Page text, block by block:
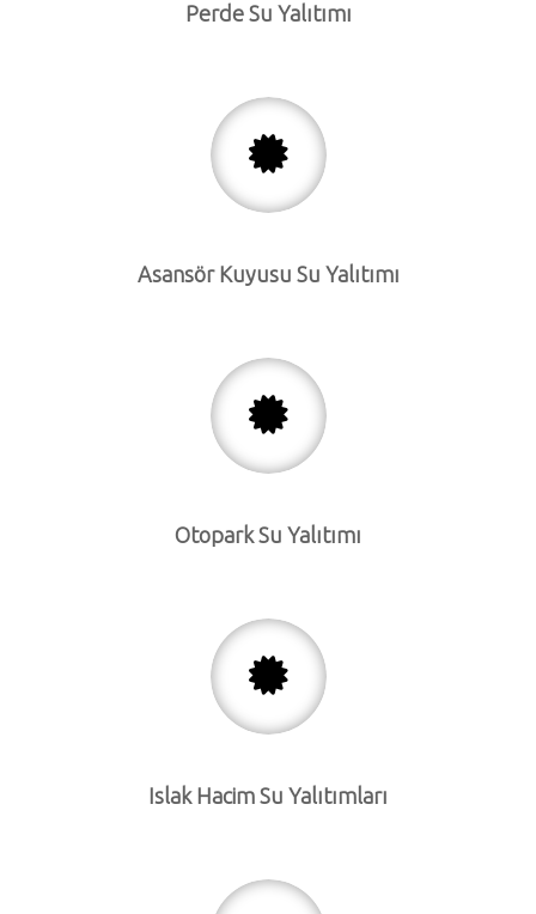
Perde Su Yalıtımı
Asansör Kuyusu Su Yalıtımı
Otopark Su Yalıtımı
Islak Hacim Su Yalıtımları